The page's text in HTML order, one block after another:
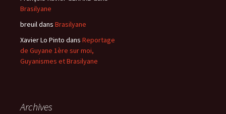
Brasilyane
breuildans Brasilyane
Xavier Lo Pinto dans Reportage
de Guyane 1ère sur moi,
Guyanismes et Brasilyane
Archives